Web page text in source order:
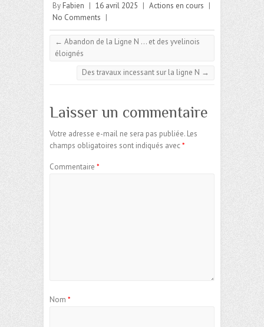
By Fabien | 16 avril 2025 | Actions en cours |
No Comments |
← Abandon de la Ligne N … et des yvelinois
éloignés
Des travaux incessant sur la ligne N →
Laisser un commentaire
Votre adresse e-mail ne sera pas publiée. Les
champs obligatoires sont indiqués avec*
Commentaire *
Nom *